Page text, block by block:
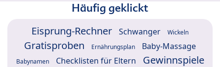
Häufig geklickt
Eisprung-Rechner Schwanger Wickeln
Gratisproben Ernährungsplan Baby-Massage
Babynamen Checklisten für Eltern
Gewinnspiele